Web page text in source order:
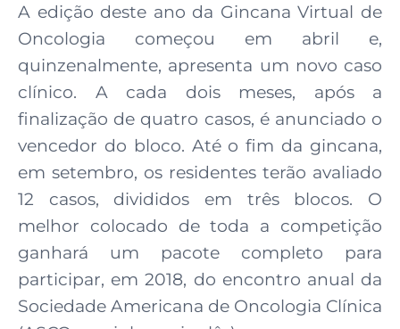
A edição deste ano da Gincana Virtual de
Oncologia começou em abril e,
quinzenalmente, apresenta um novo caso
clínico. A cada dois meses, após a
finalização de quatro casos, é anunciado o
vencedor do bloco. Até o fim da gincana,
em setembro, os residentes terão avaliado
12 casos, divididos em três blocos. O
melhor colocado de toda a competição
ganhará um pacote completo para
participar, em 2018, do encontro anual da
Sociedade Americana de Oncologia Clínica